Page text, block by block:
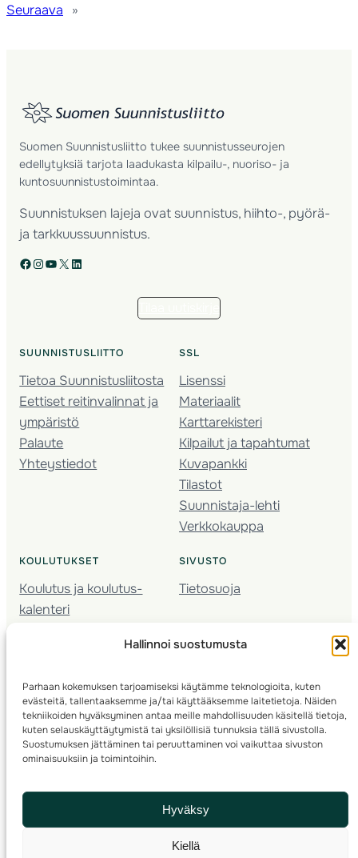
Hallinnoi suostumusta
Parhaan kokemuksen tarjoamiseksi käytämme teknologioita, kuten
evästeitä, tallentaaksemme ja/tai käyttääksemme laitetietoja. Näiden
tekniikoiden hyväksyminen antaa meille mahdollisuuden käsitellä tietoja,
kuten selauskäyttäytymistä tai yksilöllisiä tunnuksia tällä sivustolla.
Suostumuksen jättäminen tai peruuttaminen voi vaikuttaa sivuston
ominaisuuksiin ja toimintoihin.
Hyväksy
Kiellä
Seuraava
»
Suomen Suunnistusliitto tukee suunnistusseurojen
edellytyksiä tarjota laadukasta kilpailu-, nuoriso- ja
kuntosuunnistustoimintaa.
Suunnistuksen lajeja ovat suunnistus, hiihto-, pyörä-
ja tarkkuussuunnistus.
Facebook Instagram YouTube X LinkedIn
SUUNNISTUSLIITTO
Tietoa Suunnistusliitosta
Eettiset reitinvalinnat ja
ympäristö
Palaute
Yhteystiedot
SSL
Lisenssi
Materiaalit
Karttarekisteri
Kilpailut ja tapahtumat
Kuvapankki
Tilastot
Suunnistaja-lehti
Verkkokauppa
KOULUTUKSET
Koulutus ja koulutus­
kalenteri
Seura­kehittäminen
Kartoitus
Ratamestari
SIVUSTO
Tietosuoja
© 2025 ·Suomen Suunnistusliitto· Valimotie 10, 00380 Helsinki, Finland
info(a)suunnistusliitto.fi,Rastilipun asiat: rastilippu(a)suunnistusliitto.fi
Kilpailut ja kuntorastit – Rastilippu:::Rastilipun ohjeet